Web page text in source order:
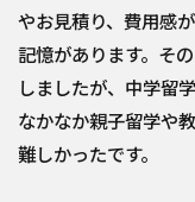
やお見積り、費用感
記憶があります。そ
しましたが、中学留
なかなか親子留学や
難しかったです。